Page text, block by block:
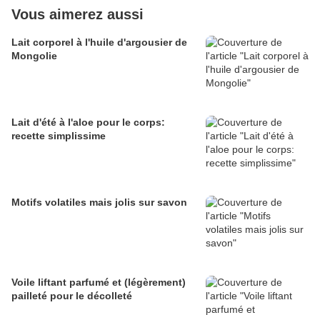
Vous aimerez aussi
Lait corporel à l'huile d'argousier de
Mongolie
Lait d'été à l'aloe pour le corps:
recette simplissime
Motifs volatiles mais jolis sur savon
Voile liftant parfumé et (légèrement)
pailleté pour le décolleté